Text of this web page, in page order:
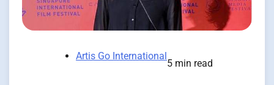
Artis Go International
5 min read